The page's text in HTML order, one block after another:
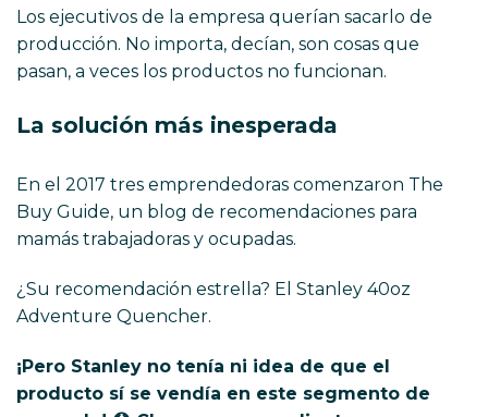
Los ejecutivos de la empresa querían sacarlo de
producción. No importa, decían, son cosas que
pasan, a veces los productos no funcionan.
La solución más inesperada
En el 2017 tres emprendedoras comenzaron The
Buy Guide, un blog de recomendaciones para
mamás trabajadoras y ocupadas.
¿Su recomendación estrella? El Stanley 40oz
Adventure Quencher.
¡Pero Stanley no tenía ni idea de que el
producto sí se vendía en este segmento de